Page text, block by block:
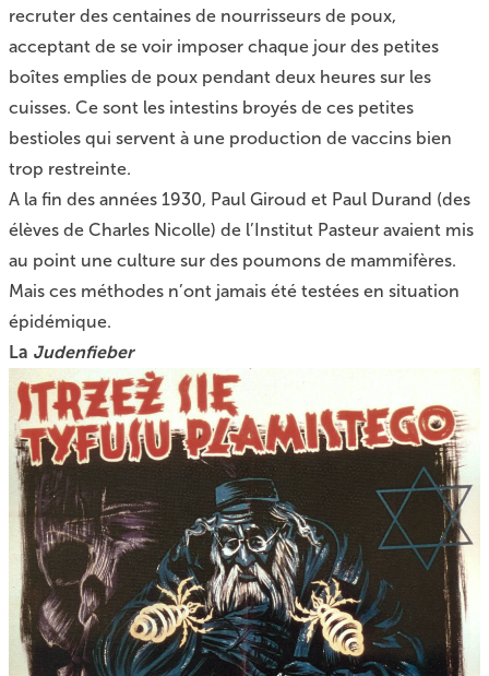
recruter des centaines de nourrisseurs de poux,
acceptant de se voir imposer chaque jour des petites
boîtes emplies de poux pendant deux heures sur les
cuisses. Ce sont les intestins broyés de ces petites
bestioles qui servent à une production de vaccins bien
trop restreinte.
A la fin des années 1930, Paul Giroud et Paul Durand (des
élèves de Charles Nicolle) de l’Institut Pasteur avaient mis
au point une culture sur des poumons de mammifères.
Mais ces méthodes n’ont jamais été testées en situation
épidémique.
La Judenfieber